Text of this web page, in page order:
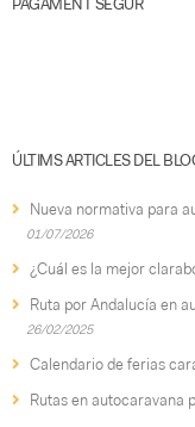
ÚLTIMS ARTICLES DEL
Nueva normativa para
01/07/2026
¿Cuál es la mejor
Ruta por Andalucía en
26/02/2025
Calendario de ferias
Rutas en autocaravana